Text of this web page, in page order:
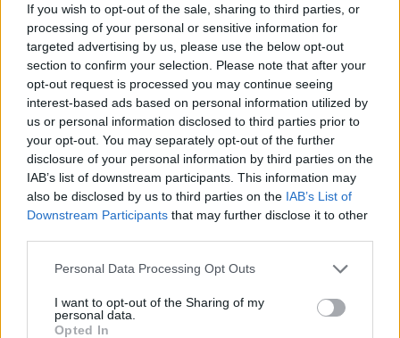
If you wish to opt-out of the sale, sharing to third parties, or
processing of your personal or sensitive information for
targeted advertising by us, please use the below opt-out
section to confirm your selection. Please note that after your
opt-out request is processed you may continue seeing
interest-based ads based on personal information utilized by
us or personal information disclosed to third parties prior to
your opt-out. You may separately opt-out of the further
disclosure of your personal information by third parties on the
IAB’s list of downstream participants. This information may
also be disclosed by us to third parties on the IAB’s List of
Downstream Participants that may further disclose it to other
Please note that this website/app uses one or more Google
not limited to your visit or usage behaviour. You may click to
grant or deny consent to Google and its third-party tags to
Personal Data Processing Opt Outs
I want to opt-out of the Sharing of my
personal data.
Opted In
Σχόλια
Σχολίασε εδώ
Από τη θεωρία στην πράξη:
Πώς το Novibet Backend
Academy εκπαιδεύει τη νέα
γενιά engineers
Πλήθος κόσμου
τελευταίο αντίο στον
Χαλκιά, στο Α'
Νεκροταφείο
Υποβασταζόμενη η
σύζυγός του Αλέκα